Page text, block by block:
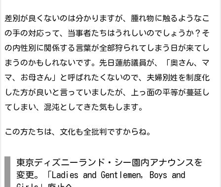
差別が良くないのは分かりますが、腫れ物に触るようなこ
の手の対応って、当事者たちはうれしいのでしょうか？そ
の内性別に関係する言葉が全部狩られてしまう日が来てし
まうのかもしれないです。先日蓮舫議員が、「奥さん、マ
マ、お母さん」と呼ばれたくないので、夫婦別姓を制度化
した方が良いと言っていましたが、上っ面の平等が蔓延し
てしまい、混沌としてきた気もします。
この方たちは、文化も全批判ですからね。
東京ディズニーランド・シー園内アナウンスを
変更。「Ladies and Gentlemen, Boys and